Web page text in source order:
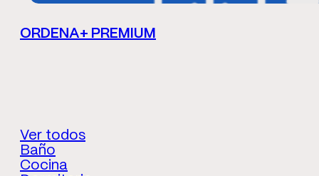
ORDENA+ PREMIUM
Ver todos
Baño
Cocina